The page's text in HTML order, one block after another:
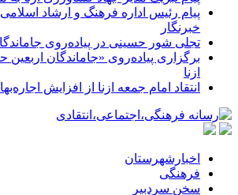
پیام رئیس اداره فرهنگ و ارشاد
خبرنگار
تجلی شور حسینی در پیاده‌روی
برگزاری پیاده‌روی «جاماندگان
ازنا
انتقاد امام جمعه ازنا از افزایش
اخبارشهرستان
فرهنگی
سخن سردبیر